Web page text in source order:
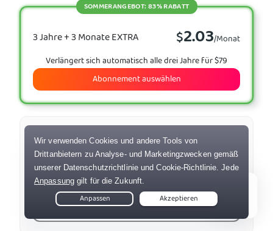
3 Jahre + 3 Monate EXTRA $2.03/Monat
SOMMERANGEBOT: 83% RABATT
Verlängert sich automatisch alle drei Jahre für $79
Abonnement auswählen
1 Jahr $3.33
Kostet $39.95 für das erste Jahr und anschließend
jährlich $49.99 bei aktivierter automatischer
Verlängerung
Abonnement auswählen